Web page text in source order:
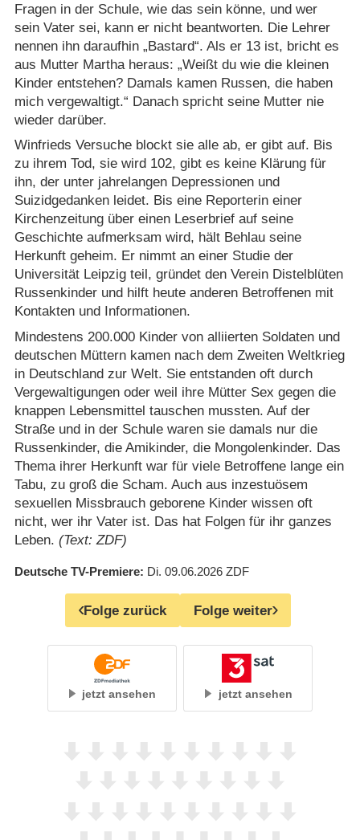
Fragen in der Schule, wie das sein könne, und wer
sein Vater sei, kann er nicht beantworten. Die Lehrer
nennen ihn daraufhin „Bastard“. Als er 13 ist, bricht es
aus Mutter Martha heraus: „Weißt du wie die kleinen
Kinder entstehen? Damals kamen Russen, die haben
mich vergewaltigt.“ Danach spricht seine Mutter nie
wieder darüber.
Winfrieds Versuche blockt sie alle ab, er gibt auf. Bis
zu ihrem Tod, sie wird 102, gibt es keine Klärung für
ihn, der unter jahrelangen Depressionen und
Suizidgedanken leidet. Bis eine Reporterin einer
Kirchenzeitung über einen Leserbrief auf seine
Geschichte aufmerksam wird, hält Behlau seine
Herkunft geheim. Er nimmt an einer Studie der
Universität Leipzig teil, gründet den Verein Distelblüten
Russenkinder und hilft heute anderen Betroffenen mit
Kontakten und Informationen.
Mindestens 200.000 Kinder von alliierten Soldaten und
deutschen Müttern kamen nach dem Zweiten Weltkrieg
in Deutschland zur Welt. Sie entstanden oft durch
Vergewaltigungen oder weil ihre Mütter Sex gegen die
knappen Lebensmittel tauschen mussten. Auf der
Straße und in der Schule waren sie damals nur die
Russenkinder, die Amikinder, die Mongolenkinder. Das
Thema ihrer Herkunft war für viele Betroffene lange ein
Tabu, zu groß die Scham. Auch aus inzestuösem
sexuellen Missbrauch geborene Kinder wissen oft
nicht, wer ihr Vater ist. Das hat Folgen für ihr ganzes
Leben. (Text: ZDF)
Deutsche TV-Premiere Di. 09.06.2026 ZDF
Folge zurück Folge weiter
jetzt ansehen jetzt ansehen